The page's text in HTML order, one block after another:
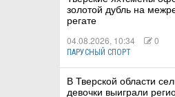
золотой дубль на
регате
04.08.2026, 10:34 0
ПАРУСНЫЙ СПОРТ
В Тверской области
девочки выиграли